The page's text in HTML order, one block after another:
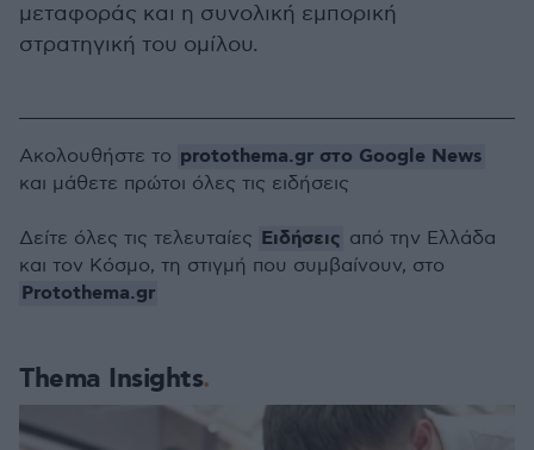
μεταφοράς και η συνολική εμπορική
στρατηγική του ομίλου.
Thema Insights
Ακολουθήστε το protothema.gr στο Google News
και μάθετε πρώτοι όλες τις ειδήσεις
Δείτε όλες τις τελευταίες Ειδήσεις από την Ελλάδα
και τον Κόσμο, τη στιγμή που συμβαίνουν, στο
Protothema.gr